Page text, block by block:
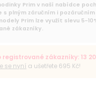
Prim v naší nabídce
s plným záručním i pozáručním
Prim lze využít slevu 5-
zákazníky.
registrované zákazníky: 13
se nyní a ušetřete 695 Kč!